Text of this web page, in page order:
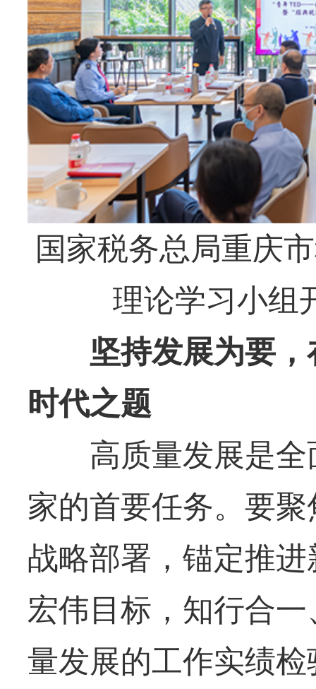
国家税务总局重庆
理论学习小组
坚持发展为要，
时代之题
高质量发展是全
家的首要任务。要
战略部署，锚定推
宏伟目标，知行合
量发展的工作实绩